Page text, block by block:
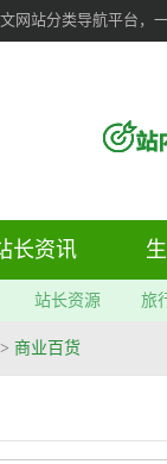
网站分类导航平台，
长资讯
站长资源 旅
> 商业百货